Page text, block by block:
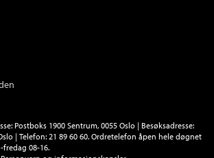
Postboks 1900 Sentrum, 0055 Oslo | Besøksadresse:
| Telefon: 21 89 60 60. Ordretelefon åpen hele døgnet
08-16.